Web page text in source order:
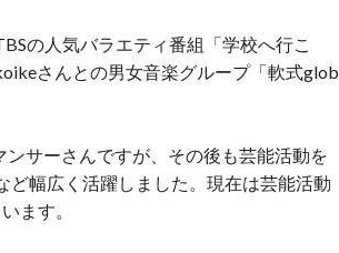
の人気バラエティ番組「学校へ行こ
さんとの男女音楽グループ「軟式glob
サーさんですが、その後も芸能活動を
幅広く活躍しました。現在は芸能活動
ます。